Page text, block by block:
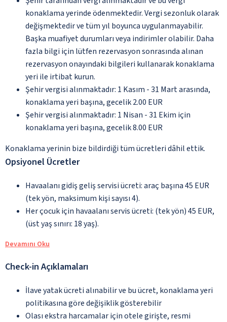
konaklama yerinde ödenmektedir. Vergi sezonluk olarak
değişmektedir ve tüm yıl boyunca uygulanmayabilir.
Başka muafiyet durumları veya indirimler olabilir. Daha
fazla bilgi için lütfen rezervasyon sonrasında alınan
rezervasyon onayındaki bilgileri kullanarak konaklama
yeri ile irtibat kurun.
Şehir vergisi alınmaktadır: 1 Kasım - 31 Mart arasında,
konaklama yeri başına, gecelik 2.00 EUR
Şehir vergisi alınmaktadır: 1 Nisan - 31 Ekim için
konaklama yeri başına, gecelik 8.00 EUR
Konaklama yerinin bize bildirdiği tüm ücretleri dâhil ettik.
Opsiyonel Ücretler
Havaalanı gidiş geliş servisi ücreti: araç başına 45 EUR
(tek yön, maksimum kişi sayısı 4).
Her çocuk için havaalanı servis ücreti: (tek yön) 45 EUR,
(üst yaş sınırı: 18 yaş).
Devamını Oku
Check-in Açıklamaları
İlave yatak ücreti alınabilir ve bu ücret, konaklama yeri
politikasına göre değişiklik gösterebilir
Olası ekstra harcamalar için otele girişte, resmi